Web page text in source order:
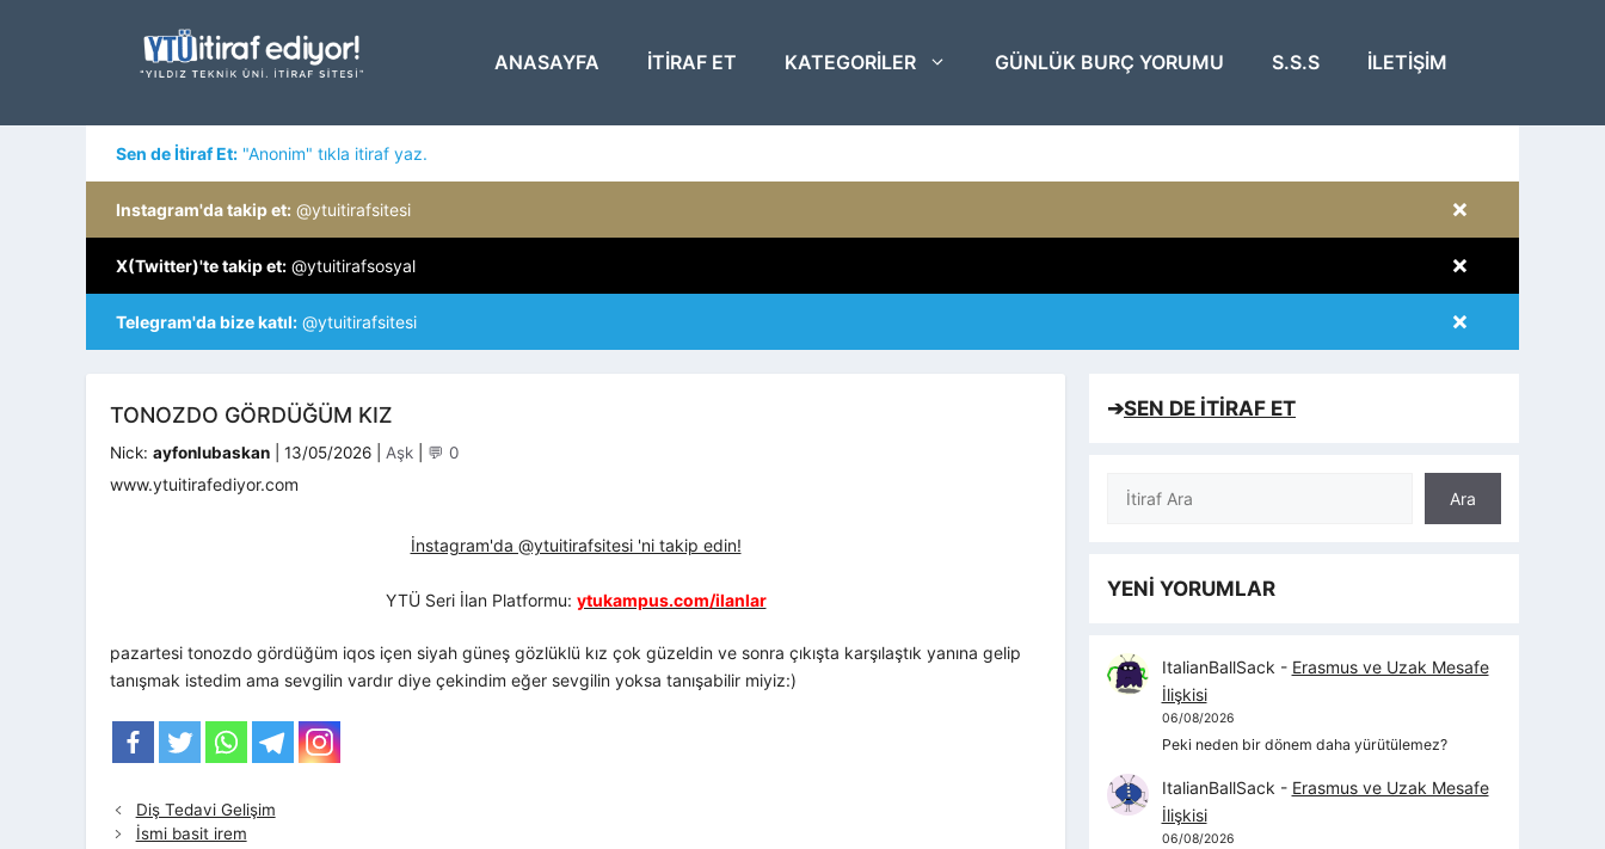
ANASAYFA ITIRAF ET KATEGORILER GÜNLÜK BURÇ YORUMU S.S.S İLETIŞIM
Sen de İtiraf Et: "Anonim" tıkla itiraf yaz.
×
Instagram'da takip et: @ytuitirafsitesi
×
X(Twitter)'te takip et: @ytuitirafsosyal
×
Telegram'da bize katıl: @ytuitirafsitesi
TONOZDO GÖRDÜĞÜM KIZ
Nick: ayfonlubaskan 13/05/2026 Kategoriler
Aşk 💬 0
www.ytuitirafediyor.com
İnstagram'da @ytuitirafsitesi 'ni takip edin!
YTÜ Seri İlan Platformu: ytukampus.com/ilanlar
pazartesi tonozdo gördüğüm iqos içen siyah güneş gözlüklü kız çok güzeldin ve sonra çıkışta karşılaştık yanına gelip
tanışmak istedim ama sevgilin vardır diye çekindim eğer sevgilin yoksa tanışabilir miyiz:)
Diş Tedavi Gelişim
İsmi basit irem
➔SEN DE İTİRAF ET
Ara
Ara
YENİ YORUMLAR
ItalianBallSack - Erasmus ve Uzak Mesafe
İlişkisi
06/08/2026
Peki neden bir dönem daha yürütülemez?
ItalianBallSack - Erasmus ve Uzak Mesafe
İlişkisi
06/08/2026